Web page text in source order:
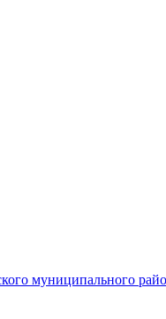
муниципального